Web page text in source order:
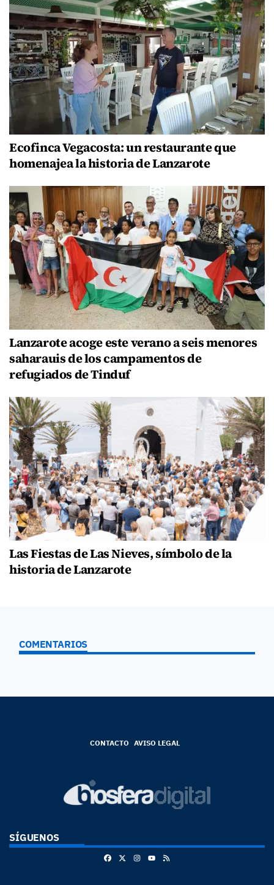
Ecofinca Vegacosta: un restaurante que
homenajea la historia de Lanzarote
Lanzarote acoge este verano a seis menores
saharauis de los campamentos de
refugiados de Tinduf
Las Fiestas de Las Nieves, símbolo de la
historia de Lanzarote
COMENTARIOS
CONTACTO AVISO LEGAL
SÍGUENOS
FacebookInstagram